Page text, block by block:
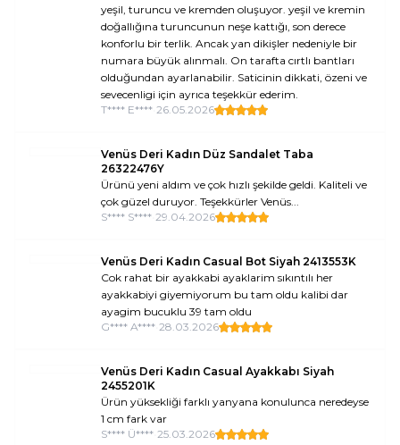
yeşil, turuncu ve kremden oluşuyor. yeşil ve kremin
doğallığına turuncunun neşe kattığı, son derece
konforlu bir terlik. Ancak yan dikişler nedeniyle bir
numara büyük alınmalı. On tarafta cırtlı bantları
olduğundan ayarlanabilir. Saticinin dikkati, özeni ve
sevecenligi için ayrıca teşekkür ederim.
T**** E**** 26.05.2026
Venüs Deri Kadın Düz Sandalet Taba
26322476Y
Ürünü yeni aldım ve çok hızlı şekilde geldi. Kaliteli ve
çok güzel duruyor. Teşekkürler Venüs...
S**** S**** 29.04.2026
Venüs Deri Kadın Casual Bot Siyah 2413553K
Cok rahat bir ayakkabi ayaklarim sıkıntılı her
ayakkabiyi giyemiyorum bu tam oldu kalibi dar
ayagim bucuklu 39 tam oldu
G**** A**** 28.03.2026
Venüs Deri Kadın Casual Ayakkabı Siyah
2455201K
Ürün yüksekliği farklı yanyana konulunca neredeyse
1 cm fark var
S**** Ü**** 25.03.2026